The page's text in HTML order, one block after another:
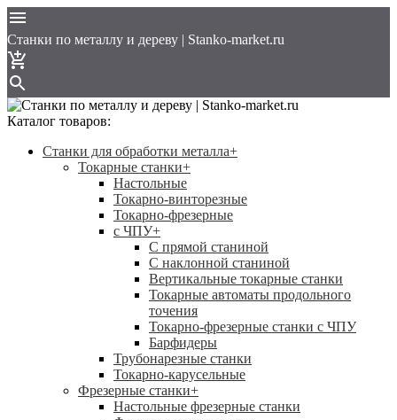
Cтанки по металлу и дереву | Stanko-market.ru
Каталог товаров:
Станки для обработки металла+
Токарные станки+
Настольные
Токарно-винторезные
Токарно-фрезерные
с ЧПУ+
С прямой станиной
C наклонной станиной
Вертикальные токарные станки
Токарные автоматы продольного
точения
Токарно-фрезерные станки с ЧПУ
Барфидеры
Трубонарезные станки
Токарно-карусельные
Фрезерные станки+
Настольные фрезерные станки